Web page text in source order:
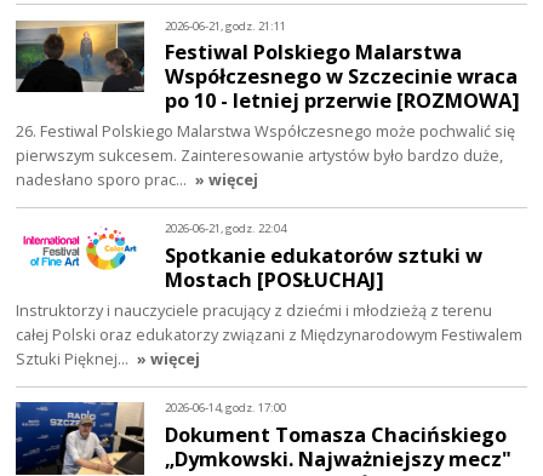
2026-06-21, godz. 21:11
Festiwal Polskiego Malarstwa
Współczesnego w Szczecinie wraca
po 10 - letniej przerwie [ROZMOWA]
26. Festiwal Polskiego Malarstwa Współczesnego może pochwalić się
pierwszym sukcesem. Zainteresowanie artystów było bardzo duże,
nadesłano sporo prac… » więcej
2026-06-21, godz. 22:04
Spotkanie edukatorów sztuki w
Mostach [POSŁUCHAJ]
Instruktorzy i nauczyciele pracujący z dziećmi i młodzieżą z terenu
całej Polski oraz edukatorzy związani z Międzynarodowym Festiwalem
Sztuki Pięknej… » więcej
2026-06-14, godz. 17:00
Dokument Tomasza Chacińskiego
„Dymkowski. Najważniejszy mecz"